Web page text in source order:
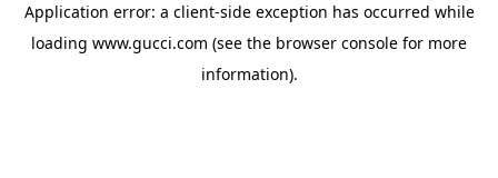
Application error: a client-side exception has occurred while
loading www.gucci.com (see the browser console for more
information).